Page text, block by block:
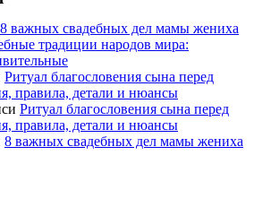
8 важных свадебных дел мамы жениха
традиции народов мира:
Ритуал благословения сына перед
правила, детали и нюансы
Ритуал благословения сына перед
правила, детали и нюансы
8 важных свадебных дел мамы жениха